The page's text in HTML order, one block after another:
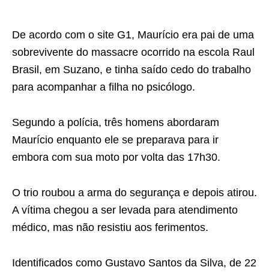
De acordo com o site G1, Maurício era pai de uma
sobrevivente do massacre ocorrido na escola Raul
Brasil, em Suzano, e tinha saído cedo do trabalho
para acompanhar a filha no psicólogo.
Segundo a polícia, três homens abordaram
Maurício enquanto ele se preparava para ir
embora com sua moto por volta das 17h30.
O trio roubou a arma do segurança e depois atirou.
A vítima chegou a ser levada para atendimento
médico, mas não resistiu aos ferimentos.
Identificados como Gustavo Santos da Silva, de 22